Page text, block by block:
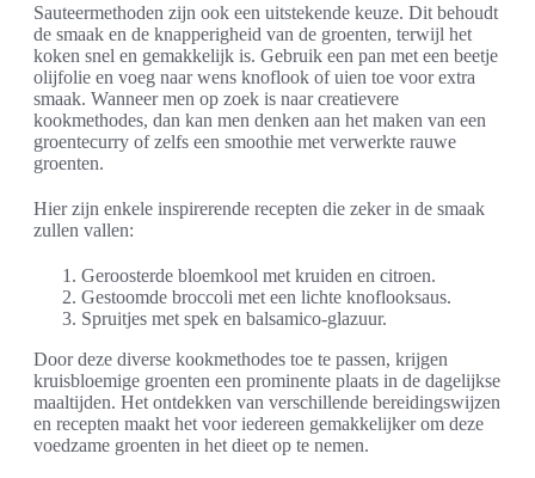
Sauteermethoden zijn ook een uitstekende keuze. Dit behoudt
de smaak en de knapperigheid van de groenten, terwijl het
koken snel en gemakkelijk is. Gebruik een pan met een beetje
olijfolie en voeg naar wens knoflook of uien toe voor extra
smaak. Wanneer men op zoek is naar creatievere
kookmethodes, dan kan men denken aan het maken van een
groentecurry of zelfs een smoothie met verwerkte rauwe
groenten.
Hier zijn enkele inspirerende recepten die zeker in de smaak
zullen vallen:
Geroosterde bloemkool met kruiden en citroen.
Gestoomde broccoli met een lichte knoflooksaus.
Spruitjes met spek en balsamico-glazuur.
Door deze diverse kookmethodes toe te passen, krijgen
kruisbloemige groenten een prominente plaats in de dagelijkse
maaltijden. Het ontdekken van verschillende bereidingswijzen
en recepten maakt het voor iedereen gemakkelijker om deze
voedzame groenten in het dieet op te nemen.